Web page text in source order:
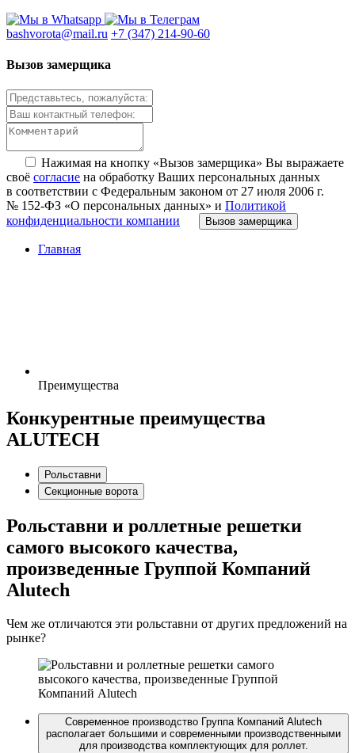
bashvorota@mail.ru +7 (347) 214-90-60
Вызов замерщика
Нажимая на кнопку «Вызов замерщика» Вы выражаете
своё согласие на обработку Ваших персональных данных
в соответствии с Федеральным законом от 27 июля 2006 г.
№ 152-ФЗ «О персональных данных» и Политикой
конфиденциальности компании
Вызов замерщика
Главная
Преимущества
Конкурентные преимущества
ALUTECH
Рольставни
Секционные ворота
Рольставни и роллетные решетки
самого высокого качества,
произведенные Группой Компаний
Alutech
Чем же отличаются эти рольставни от других предложений на
рынке?
Современное производство Группа Компаний Alutech
располагает большими и современными производственными
для производства комплектующих для роллет.